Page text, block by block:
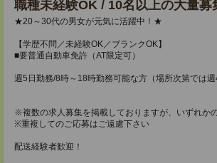
職種未経験OK / 10名以上の大量募
★20～30代の男女が元気に活躍中！★
【学歴不問／未経験OK／ブランクOK】
■要普通自動車免許（AT限定可）
週5日勤務/8時～18時勤務可能な方（場所次第では週
※複数の求人募集を掲載しておりますが、いずれか
※重複してのご応募はご遠慮下さい
配送経験者歓迎！